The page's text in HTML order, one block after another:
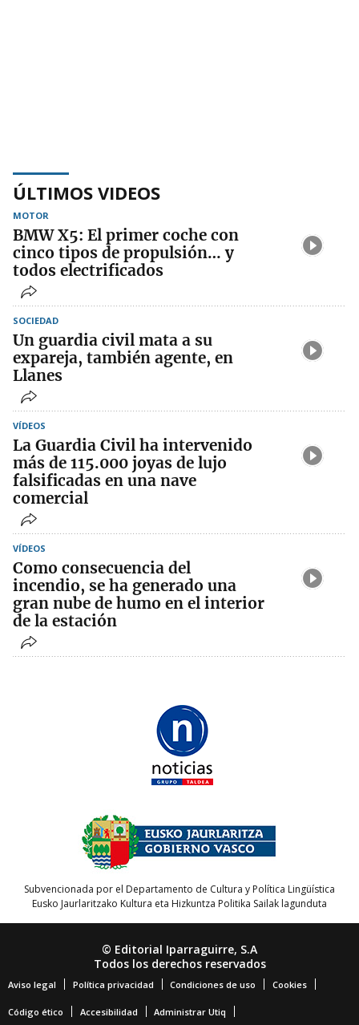
ÚLTIMOS VIDEOS
MOTOR
BMW X5: El primer coche con
cinco tipos de propulsión… y
todos electrificados
SOCIEDAD
Un guardia civil mata a su
expareja, también agente, en
Llanes
VÍDEOS
La Guardia Civil ha intervenido
más de 115.000 joyas de lujo
falsificadas en una nave
comercial
VÍDEOS
Como consecuencia del
incendio, se ha generado una
gran nube de humo en el interior
de la estación
Subvencionada por el Departamento de Cultura y Política Lingüística
Eusko Jaurlaritzako Kultura eta Hizkuntza Politika Sailak lagunduta
© Editorial Iparraguirre, S.A
Todos los derechos reservados
Aviso legal Política privacidad Condiciones de uso Cookies
Código ético Accesibilidad Administrar Utiq